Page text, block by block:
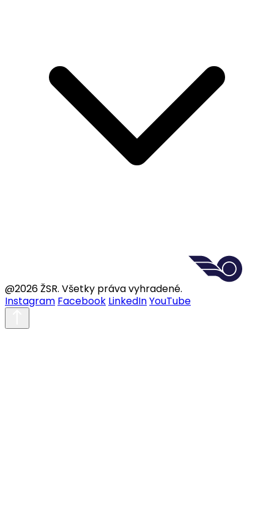
@2026 ŽSR. Všetky práva vyhradené.
Instagram Facebook LinkedInYouTube